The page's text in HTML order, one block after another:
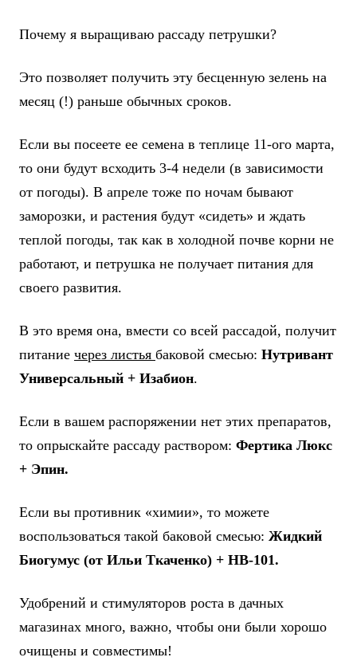
Почему я выращиваю рассаду петрушки?
Это позволяет получить эту бесценную зелень на
месяц (!) раньше обычных сроков.
Если вы посеете ее семена в теплице 11-ого марта,
то они будут всходить 3-4 недели (в зависимости
от погоды). В апреле тоже по ночам бывают
заморозки, и растения будут «сидеть» и ждать
теплой погоды, так как в холодной почве корни не
работают, и петрушка не получает питания для
своего развития.
В это время она, вмести со всей рассадой, получит
питание через листья баковой смесью: Нутривант
Универсальный + Изабион.
Если в вашем распоряжении нет этих препаратов,
то опрыскайте рассаду раствором: Фертика Люкс
+ Эпин.
Если вы противник «химии», то можете
воспользоваться такой баковой смесью: Жидкий
Биогумус (от Ильи Ткаченко) + НВ-101.
Удобрений и стимуляторов роста в дачных
магазинах много, важно, чтобы они были хорошо
очищены и совместимы!